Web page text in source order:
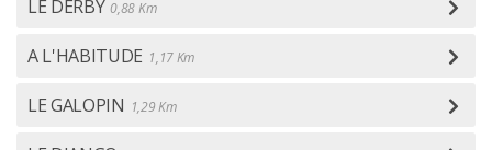
LE DERBY 0,88 Km
A L'HABITUDE 1,17 Km
LE GALOPIN 1,29 Km